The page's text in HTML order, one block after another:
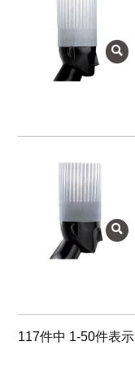
117件中 1-50件表示